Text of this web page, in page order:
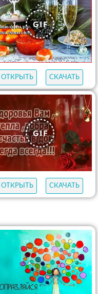
ОТКРЫТЬ СКАЧАТЬ
ОТКРЫТЬ СКАЧАТЬ